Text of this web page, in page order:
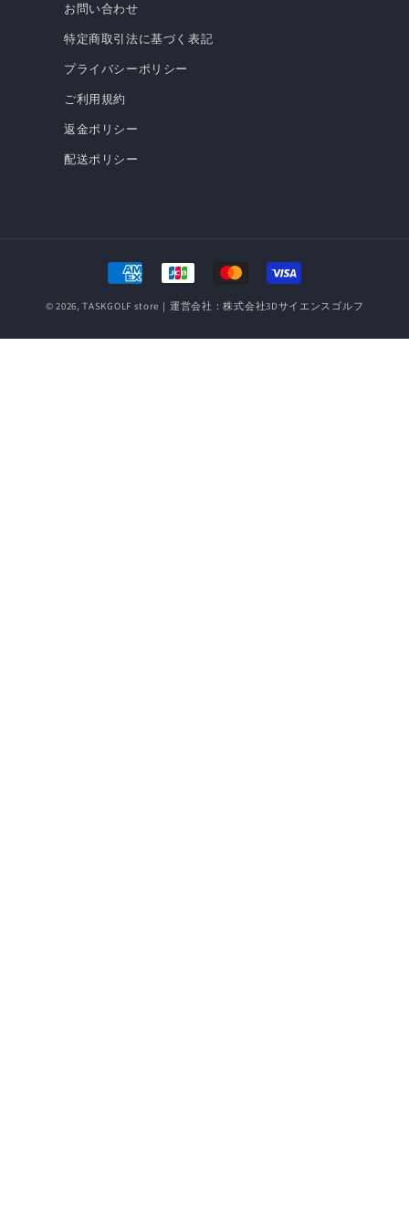
お問い合わせ
特定商取引法に基づく表記
プライバシーポリシー
ご利用規約
返金ポリシー
配送ポリシー
決
済
方
法
© 2026,TASKGOLF store ｜運営会社：株式会社3Dサイエンスゴルフ